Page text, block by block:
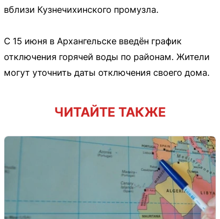
вблизи Кузнечихинского промузла.
С 15 июня в Архангельске введён график
отключения горячей воды по районам. Жители
могут уточнить даты отключения своего дома.
ЧИТАЙТЕ ТАКЖЕ